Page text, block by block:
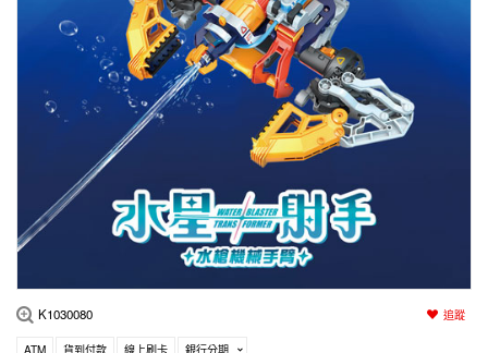
放大工具
精密鑷子
綜合工具
電動工具
高壓絕緣
環境儀錶
各式鉤錶
驗電筆
中階款12＋
高階挑戰款
課程教材
機器人系列
小賽車系列
售後服務
聯絡客服
技術諮詢
舊換新方案
新品上市
工具組合
居家修繕
K1030080 追蹤
ATM 貨到付款 線上刷卡 銀行分期